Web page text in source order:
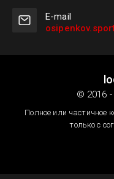
Е-mail
© 2016 -
Полное или частичное
только с